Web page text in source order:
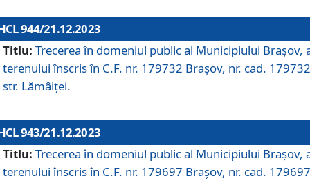
944/21.12.2023
Titlu: Trecerea în domeniul public al Municipiului Braşov,
terenului înscris în C.F. nr. 179732 Brașov, nr. cad.
str. Lămâiței.
943/21.12.2023
Titlu: Trecerea în domeniul public al Municipiului Braşov,
terenului înscris în C.F. nr. 179697 Brașov, nr. cad.